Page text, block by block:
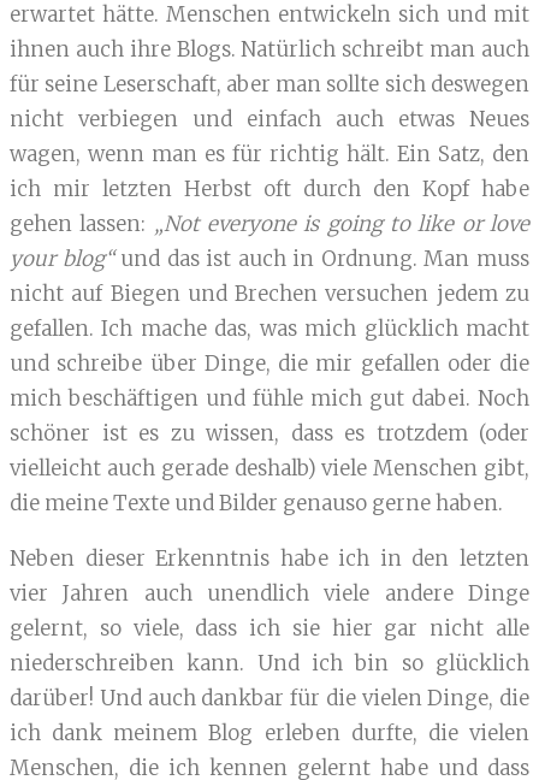
erwartet hätte. Menschen entwickeln sich und mit
ihnen auch ihre Blogs. Natürlich schreibt man auch
für seine Leserschaft, aber man sollte sich deswegen
nicht verbiegen und einfach auch etwas Neues
wagen, wenn man es für richtig hält. Ein Satz, den
ich mir letzten Herbst oft durch den Kopf habe
gehen lassen: „Not everyone is going to like or love
your blog“und das ist auch in Ordnung. Man muss
nicht auf Biegen und Brechen versuchen jedem zu
gefallen. Ich mache das, was mich glücklich macht
und schreibe über Dinge, die mir gefallen oder die
mich beschäftigen und fühle mich gut dabei. Noch
schöner ist es zu wissen, dass es trotzdem (oder
vielleicht auch gerade deshalb) viele Menschen gibt,
die meine Texte und Bilder genauso gerne haben.
Neben dieser Erkenntnis habe ich in den letzten
vier Jahren auch unendlich viele andere Dinge
gelernt, so viele, dass ich sie hier gar nicht alle
niederschreiben kann. Und ich bin so glücklich
darüber! Und auch dankbar für die vielen Dinge, die
ich dank meinem Blog erleben durfte, die vielen
Menschen, die ich kennen gelernt habe und dass